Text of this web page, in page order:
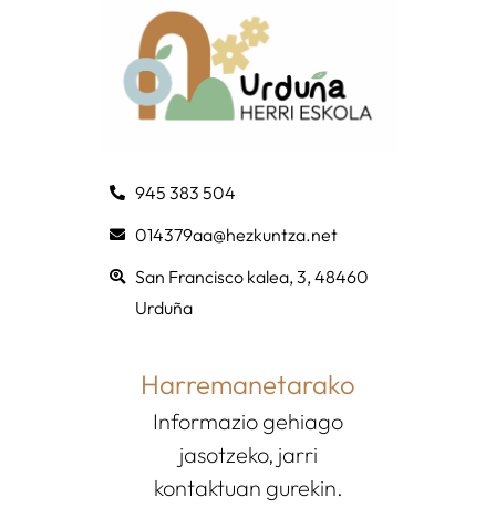
945 383 504
014379aa@hezkuntza.net
San Francisco kalea, 3, 48460
Urduña
Harremanetarako
Informazio gehiago
jasotzeko, jarri
kontaktuan gurekin.